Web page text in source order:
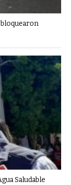
bloquearon
Saludable